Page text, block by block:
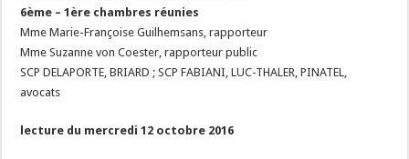
6ème – 1ère chambres réunies
Mme Marie-Françoise Guilhemsans, rapporteur
Mme Suzanne von Coester, rapporteur public
SCP DELAPORTE, BRIARD ; SCP FABIANI, LUC-THALER, PINATEL,
avocats
lecture du mercredi 12 octobre 2016